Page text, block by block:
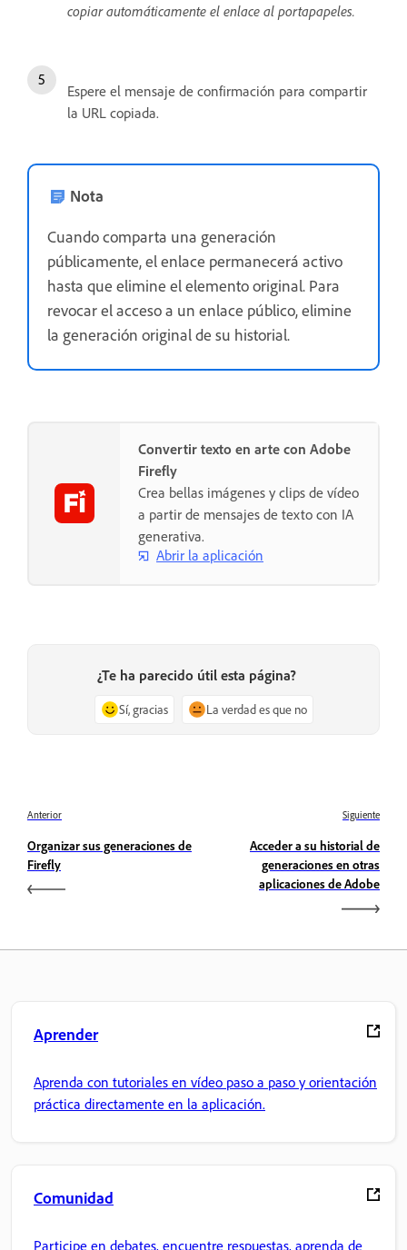
copiar automáticamente el enlace al portapapeles.
Espere el mensaje de confirmación para compartir
la URL copiada.
Nota
Cuando comparta una generación
públicamente, el enlace permanecerá activo
hasta que elimine el elemento original. Para
revocar el acceso a un enlace público, elimine
la generación original de su historial.
Convertir texto en arte con Adobe
Firefly
Crea bellas imágenes y clips de vídeo
a partir de mensajes de texto con IA
generativa.
Abrir la aplicación
¿Te ha parecido útil esta página?
Sí, gracias La verdad es que no
Anterior
Organizar sus generaciones de
Firefly
Siguiente
Acceder a su historial de
generaciones en otras
aplicaciones de Adobe
Aprender
Aprenda con tutoriales en vídeo paso a paso y orientación
práctica directamente en la aplicación.
Comunidad
Participe en debates, encuentre respuestas, aprenda de